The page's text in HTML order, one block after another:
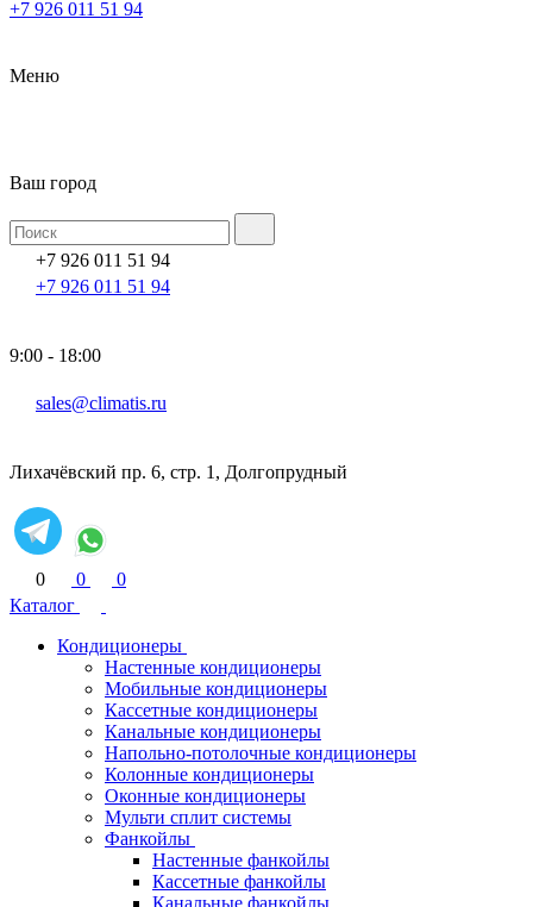
+7 926 011 51 94
Меню
Ваш город
+7 926 011 51 94
+7 926 011 51 94
9:00 - 18:00
sales@climatis.ru
Лихачёвский пр. 6, стр. 1, Долгопрудный
0 0
0
Каталог
Кондиционеры
Настенные кондиционеры
Мобильные кондиционеры
Кассетные кондиционеры
Канальные кондиционеры
Напольно-потолочные кондиционеры
Колонные кондиционеры
Оконные кондиционеры
Мульти сплит системы
Фанкойлы
Настенные фанкойлы
Кассетные фанкойлы
Канальные фанкойлы